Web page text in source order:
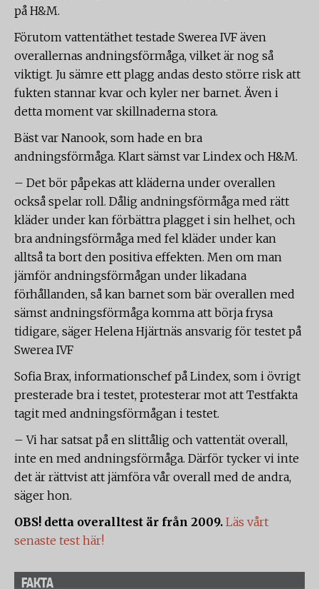
på H&M.
Förutom vattentäthet testade Swerea IVF även
overallernas andningsförmåga, vilket är nog så
viktigt. Ju sämre ett plagg andas desto större risk att
fukten stannar kvar och kyler ner barnet. Även i
detta moment var skillnaderna stora.
Bäst var Nanook, som hade en bra
andningsförmåga. Klart sämst var Lindex och H&M.
– Det bör påpekas att kläderna under overallen
också spelar roll. Dålig andningsförmåga med rätt
kläder under kan förbättra plagget i sin helhet, och
bra andningsförmåga med fel kläder under kan
alltså ta bort den positiva effekten. Men om man
jämför andningsförmågan under likadana
förhållanden, så kan barnet som bär overallen med
sämst andningsförmåga komma att börja frysa
tidigare, säger Helena Hjärtnäs ansvarig för testet på
Swerea IVF
Sofia Brax, informationschef på Lindex, som i övrigt
presterade bra i testet, protesterar mot att Testfakta
tagit med andningsförmågan i testet.
– Vi har satsat på en slittålig och vattentät overall,
inte en med andningsförmåga. Därför tycker vi inte
det är rättvist att jämföra vår overall med de andra,
säger hon.
OBS! detta overalltest är från 2009. Läs vårt
senaste test här!
FAKTA